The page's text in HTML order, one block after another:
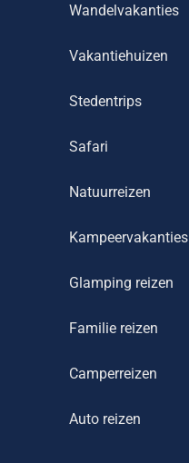
Wandelvakanties
Vakantiehuizen
Stedentrips
Safari
Natuurreizen
Kampeervakanties
Glamping reizen
Familie reizen
Camperreizen
Auto reizen